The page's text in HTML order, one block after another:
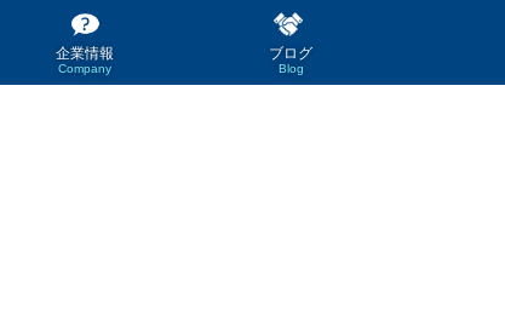
企業情報
Company
ブログ
Blog